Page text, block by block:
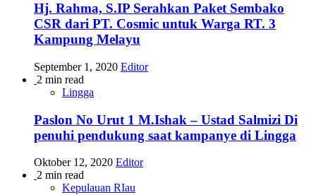
Hj. Rahma, S.IP Serahkan Paket Sembako
CSR dari PT. Cosmic untuk Warga RT. 3
Kampung Melayu
September 1, 2020 Editor
2 min read
Lingga
Paslon No Urut 1 M.Ishak – Ustad Salmizi Di
penuhi pendukung saat kampanye di Lingga
Oktober 12, 2020 Editor
2 min read
Kepulauan RIau